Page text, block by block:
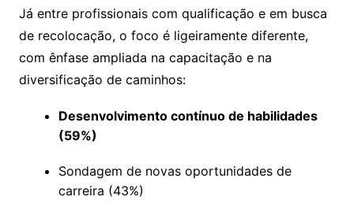
Já entre profissionais com qualificação e em busca
de recolocação, o foco é ligeiramente diferente,
com ênfase ampliada na capacitação e na
diversificação de caminhos:
Desenvolvimento contínuo de habilidades
(59%)
Sondagem de novas oportunidades de
carreira (43%)